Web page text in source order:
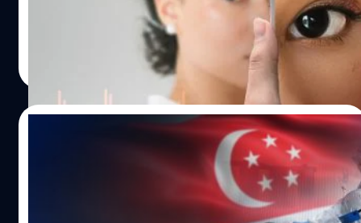
ว่าเขามีภาวะหัวใจเต้นผิดจังหวะ นอกจากนี้ยังมีเหตุการณ์ที่
เคยเกิดขึ้นกับ เอโดอาร์โด โบเว (Edoardo Bove) นักเตะชาว
อิตาลี ที่หมดสติกลางสนามแข่งเมื่อปี 2024 เช่นเดียวกัน และ
ทั้งหมดนี้ทำให้เกิดคำถามที่ว่าอะไรที่เป็นสาเหตุ แล้วทำไมนัก
ฟุตบอลที่มีอาการป่วยเกี่ยวกับหัวใจถึงยังสามารถลงเตะได้ ?
สาเหตุโรคหัวใจที่พบในนักฟุตบอล หากเจาะลึกไปถึงสาเหตุ
แล้วนั้น ผลการศึกษาล่าสุดจากสมาคมโรคหัวใจแห่ง
สหรัฐอเมริกา (American College of Cardiology) พบว่า
ถ่ายวิดีโอสั้น ๆ ที่ดวงตาเพื่อประเมินระดับเม็ดเลือดแดง ซึ่ง
หมายความว่าเราอาจไม่ต้องเจ็บตัวจากการใช้เข็มเจาะเลือด
อีกต่อไป แม้ว่าเทคโนโลยีนี้จะยังไม่พร้อมเข้ามาแทนที่การ
เจาะเลือดแบบเดิมแบบ 100% แต่มันมีศักยภาพสูงมากในการ
เป็น 'เครื่องมือคัดกรองเบื้องต้น' เพื่อหาผู้ที่ควรเข้ารับการ
ตรวจเลือดอย่างละเอียดต่อไป ซึ่งจะมีประโยชน์อย่างยิ่งใน
กลุ่มประเทศที่มีรายได้น้อย หรือมีข้อจำกัดในการเข้าถึงห้อง
ปฏิบัติการทางการแพทย์ ระบบนี้ทำงานอย่างไร ? การตรวจวัด
ค่าเลือดแบบไม่ใช้เข็มไม่ใช่เรื่องใหม่ทั้งหมด เพราะก่อนหน้านี้
ในปี 2021 องค์การอาหารและยาแห่งสหรัฐอเมริกา (FDA)
เคยอนุมัติอุปกรณ์ที่ชื่อว่า Pronto-7 ซึ่งใช้วิธีฉายแสงผ่านเล็บ
มือเพื่อวัดระดับฮีโมโกลบิน แต่ปัญหาคือ 'สีผิว' มีผลต่อความ
| 63 days ago
Read More
โควิดระบาด ! สิงคโปร์ยอดป่วยทะลุหมื่น หวั่น
สะเทือนไทย สธ. เผยยังไม่พบความรุนแรง ด้าน